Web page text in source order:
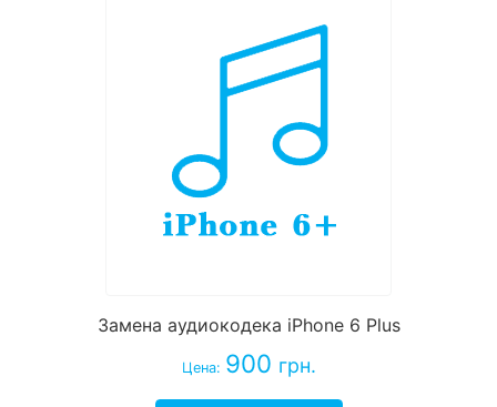
Замена аудиокодека iPhone 6 Plus
Цена: 900 грн.